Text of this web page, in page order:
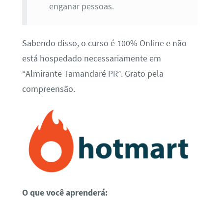
enganar pessoas.
Sabendo disso, o curso é 100% Online e não
está hospedado necessariamente em
“Almirante Tamandaré PR”. Grato pela
compreensão.
O que você aprenderá: